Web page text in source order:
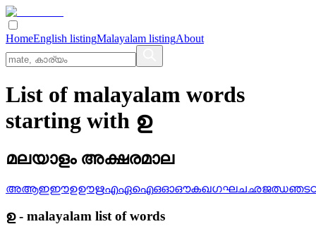
HomeEnglish listingMalayalam listingAbout
List of malayalam words
starting with ഉ
മലയാളം അക്ഷരമാല
അആഇഈഉഊഋഎഏഐഒഓഔകഖഗഘചഛജഝഞട
ഉ- malayalam list of words